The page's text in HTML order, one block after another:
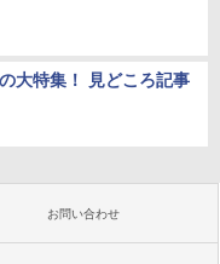
大特集！ 見どころ記事
お問い合わせ